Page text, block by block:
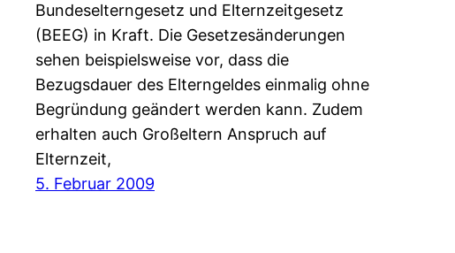
Bundeselterngesetz und Elternzeitgesetz
(BEEG) in Kraft. Die Gesetzesänderungen
sehen beispielsweise vor, dass die
Bezugsdauer des Elterngeldes einmalig ohne
Begründung geändert werden kann. Zudem
erhalten auch Großeltern Anspruch auf
Elternzeit,
5. Februar 2009